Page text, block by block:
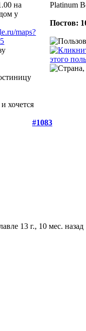
на
у
maps?
Platinum
Постов:
хочется
#1083
13 г., 10 мес. назад